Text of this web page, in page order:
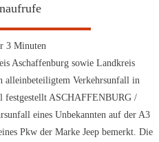
3 Minuten
Aschaffenburg sowie Landkreis
alleinbeteiligtem Verkehrsunfall in
festgestellt ASCHAFFENBURG /
eines Unbekannten auf der A3
Pkw der Marke Jeep bemerkt. Die